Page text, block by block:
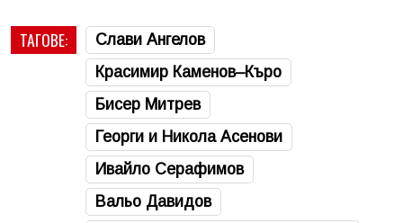
ТАГОВЕ:
Слави Ангелов
Красимир Каменов–Къро
Бисер Митрев
Георги и Никола Асенови
Ивайло Серафимов
Вальо Давидов